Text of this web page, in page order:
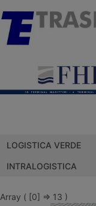
LOGISTICA VERDE
INTRALOGISTICA
Array ( [0] => 13 )